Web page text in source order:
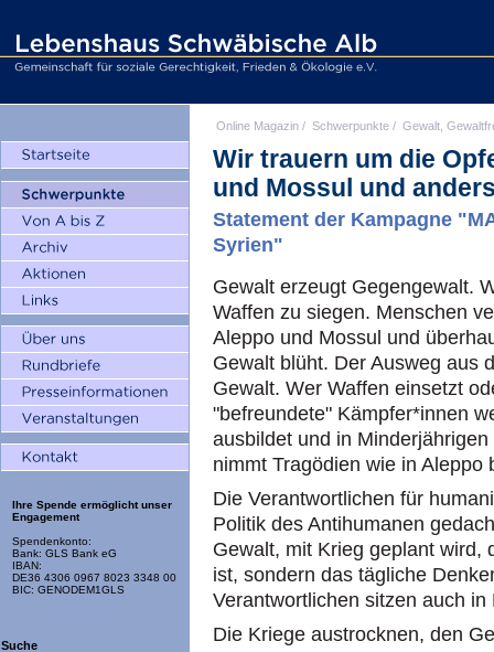
Ihre Spende ermöglicht unser
Engagement
Spendenkonto:
Bank: GLS Bank eG
IBAN:
DE36 4306 0967 8023 3348 00
BIC: GENODEM1GLS
Suche
Online Magazin / Schwerpunkte / Gewalt,
Wir trauern um die
und Mossul und
Statement der Kampagne
Syrien"
Gewalt erzeugt Gegengewalt.
Waffen zu siegen. Menschen
Aleppo und Mossul und
Gewalt blüht. Der Ausweg aus
Gewalt. Wer Waffen einsetzt
"befreundete" Kämpfer*innen
ausbildet und in
nimmt Tragödien wie in Aleppo
Die Verantwortlichen für
Politik des Antihumanen
Gewalt, mit Krieg geplant wird,
ist, sondern das tägliche
Verantwortlichen sitzen auch in
Die Kriege austrocknen, den